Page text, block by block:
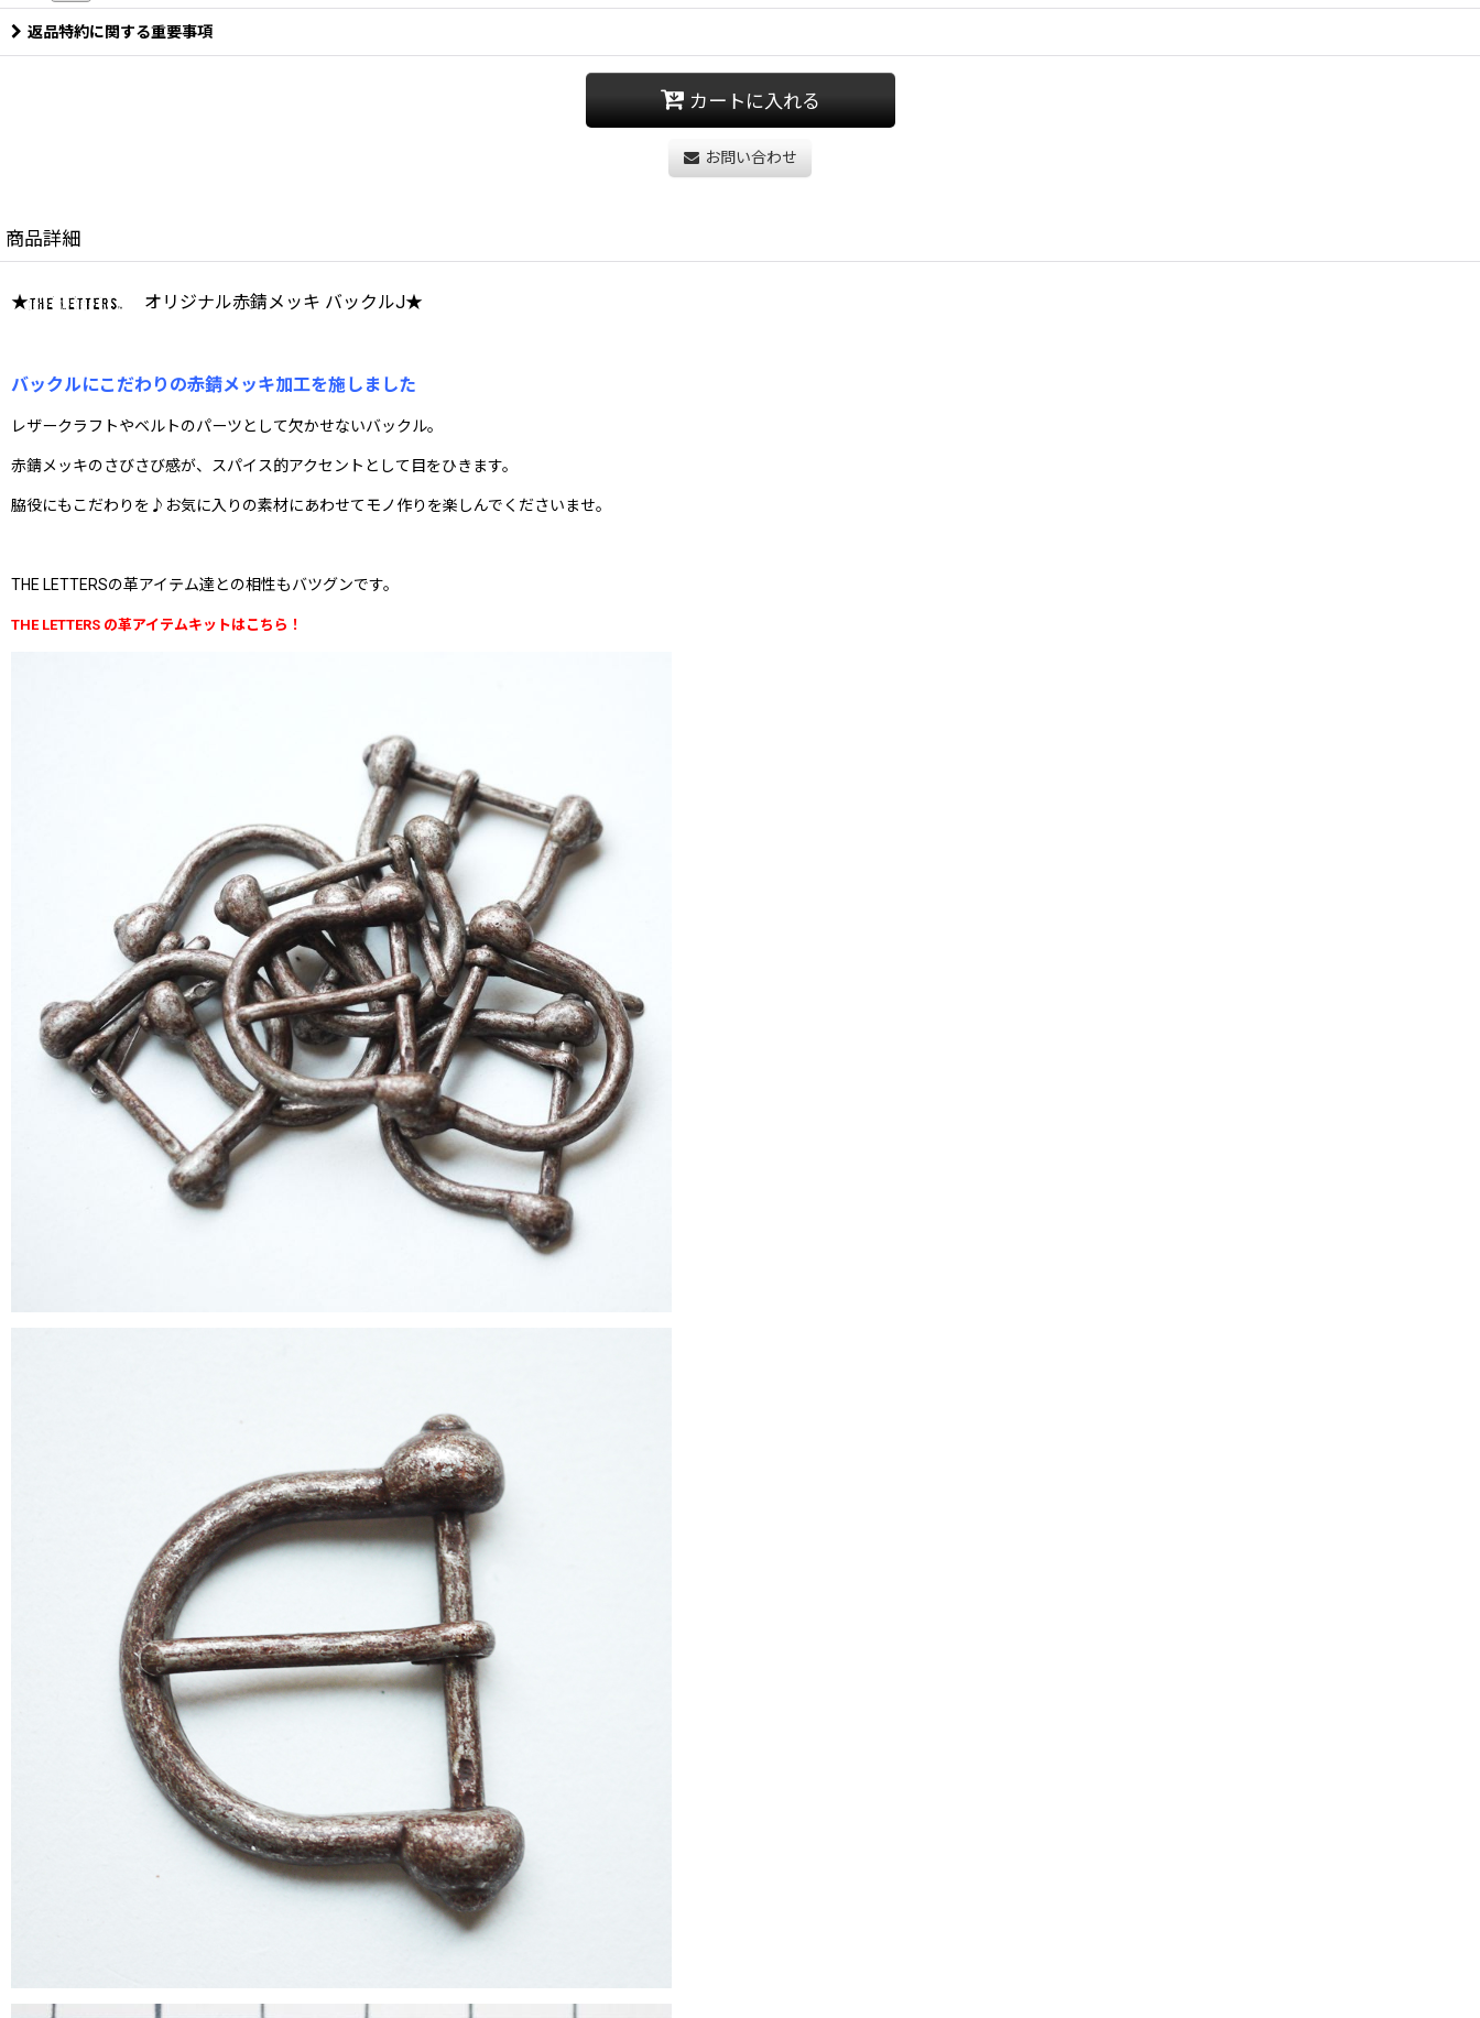
返品特約に関する重要事項
カートに入れる
お問い合わせ
商品詳細
★ オリジナル赤錆メッキ バックルJ★
バックルにこだわりの赤錆メッキ加工を施しました
レザークラフトやベルトのパーツとして欠かせないバックル。
赤錆メッキのさびさび感が、スパイス的アクセントとして目をひきます。
脇役にもこだわりを♪お気に入りの素材にあわせてモノ作りを楽しんでくださいませ。
THE LETTERSの革アイテム達との相性もバツグンです。
THE LETTERS の革アイテムキットはこちら！